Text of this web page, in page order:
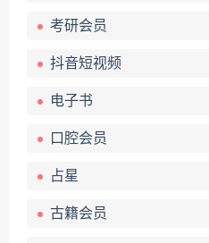
考研会员
抖音短视频
电子书
口腔会员
占星
古籍会员